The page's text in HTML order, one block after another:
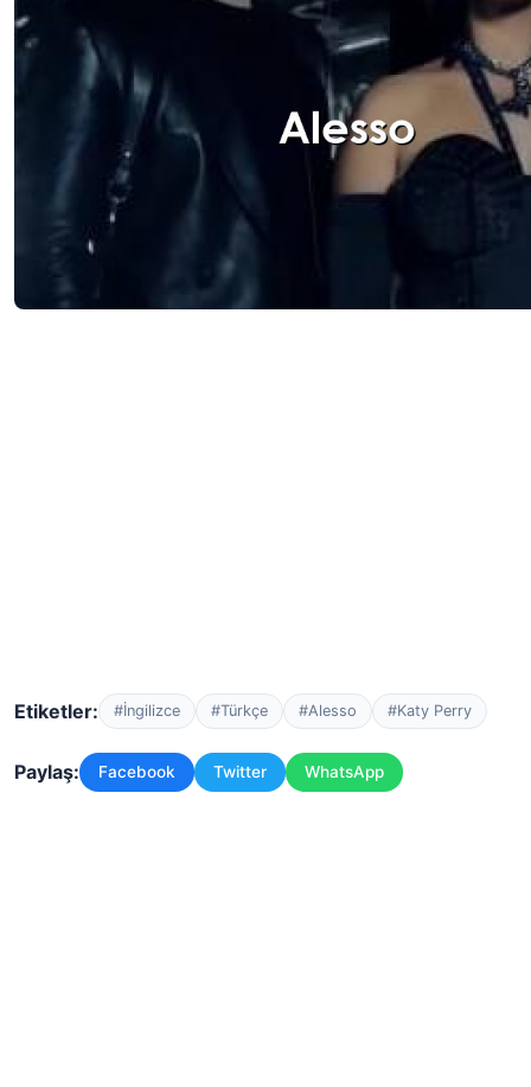
Etiketler: #İngilizce #Türkçe #Alesso #Katy Perry
Paylaş: Facebook Twitter WhatsApp